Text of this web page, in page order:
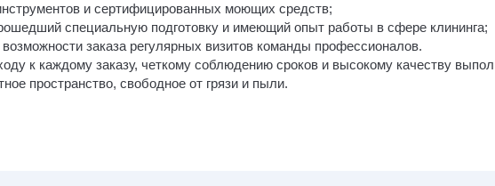
и сертифицированных моющих средств;
специальную подготовку и имеющий опыт работы в сфере клининга;
заказа регулярных визитов команды профессионалов.
к каждому заказу, четкому соблюдению сроков и высокому качеству
пространство, свободное от грязи и пыли.